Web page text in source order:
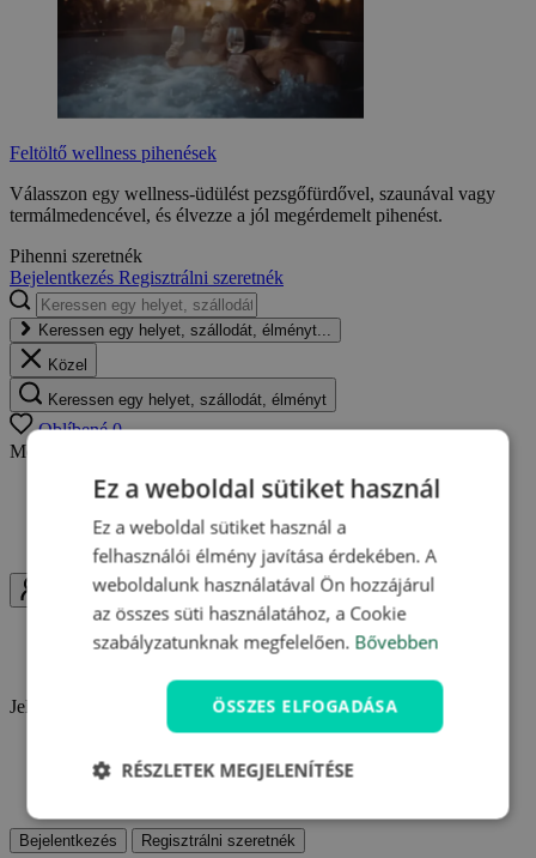
Feltöltő wellness pihenések
Válasszon egy wellness-üdülést pezsgőfürdővel, szaunával vagy
termálmedencével, és élvezze a jól megérdemelt pihenést.
Pihenni szeretnék
Bejelentkezés Regisztrálni szeretnék
Keressen egy helyet, szállodát, élményt...
Közel
Keressen egy helyet, szállodát, élményt
Oblíbené 0
Még nincsenek kedvenc ajánlatai.
Bármikor visszatérhet a mentett ajánlatokhoz
Egy helyen megtalálhatja kedvenc ajánlatait
Értesítéseket kaphat az ajánlatok változásairól
Uživatel
Bejelentkezés
Jelentkezzen be és használja ki a Travelking minden előnyét.
Kedvenc ajánlatok elmentése
Bejelentkezés Regisztrálni szeretnék
Ez a weboldal sütiket használ
Ez a weboldal sütiket használ a
felhasználói élmény javítása érdekében. A
weboldalunk használatával Ön hozzájárul
az összes süti használatához, a Cookie
szabályzatunknak megfelelően. Bővebben
ÖSSZES ELFOGADÁSA
RÉSZLETEK MEGJELENÍTÉSE